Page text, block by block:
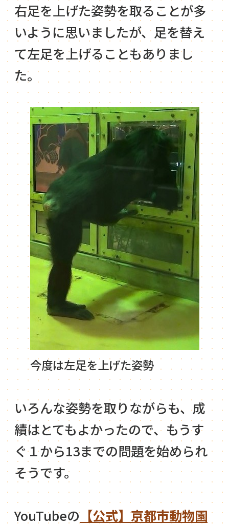
右足を上げた姿勢を取ることが多
いように思いましたが、足を替え
て左足を上げることもありまし
た。
今度は左足を上げた姿勢
いろんな姿勢を取りながらも、成
績はとてもよかったので、もうす
ぐ１から13までの問題を始められ
そうです。
YouTubeの 【公式】京都市動物園